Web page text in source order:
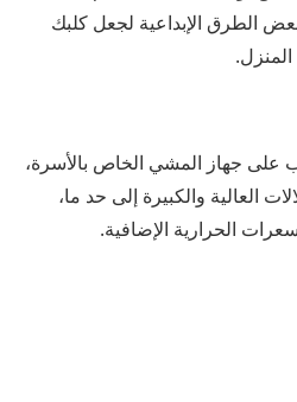
الطرق الإبداعية لجعل كلبك
على جهاز المشي الخاص بالأسرة،
العالية والكبيرة إلى حد ما،
الحرارية الإضافية.